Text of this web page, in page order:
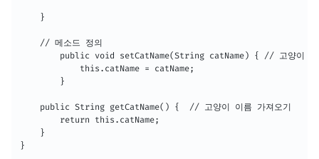
    // 메소드 정의
}